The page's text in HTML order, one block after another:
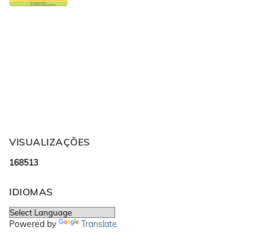
VISUALIZAÇÕES
168513
IDIOMAS
Powered by Translate